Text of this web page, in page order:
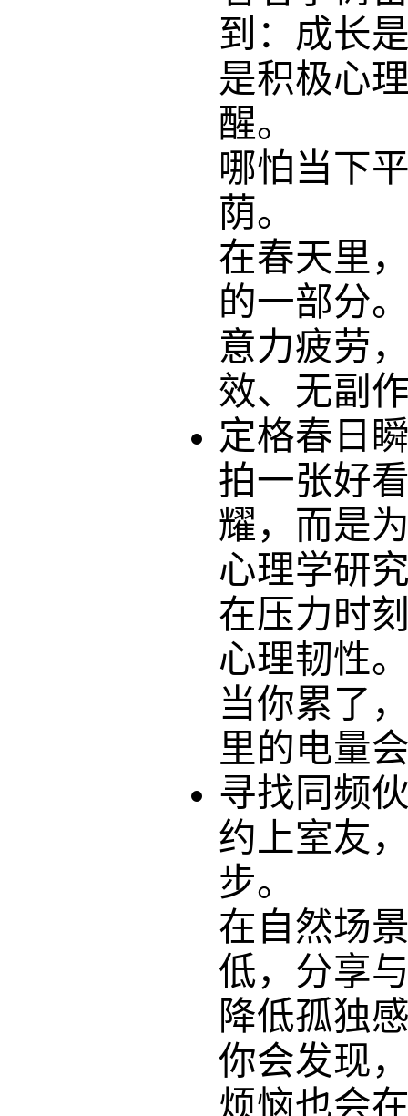
到：成长
是积极心
醒。
哪怕当下
荫。
在春天里
的一部分
意力疲劳
效、无副
定格春日
拍一张好
耀，而是
心理学研
在压力时
心理韧性
当你累了
里的电量
寻找同频
约上室友
步。
在自然场
低，分享
降低孤独
你会发现
烦恼也会